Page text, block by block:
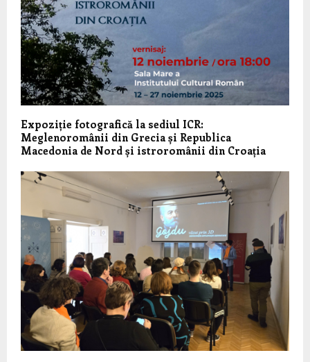
Expoziție fotografică la sediul ICR:
Meglenoromânii din Grecia și Republica
Macedonia de Nord și istroromânii din Croația